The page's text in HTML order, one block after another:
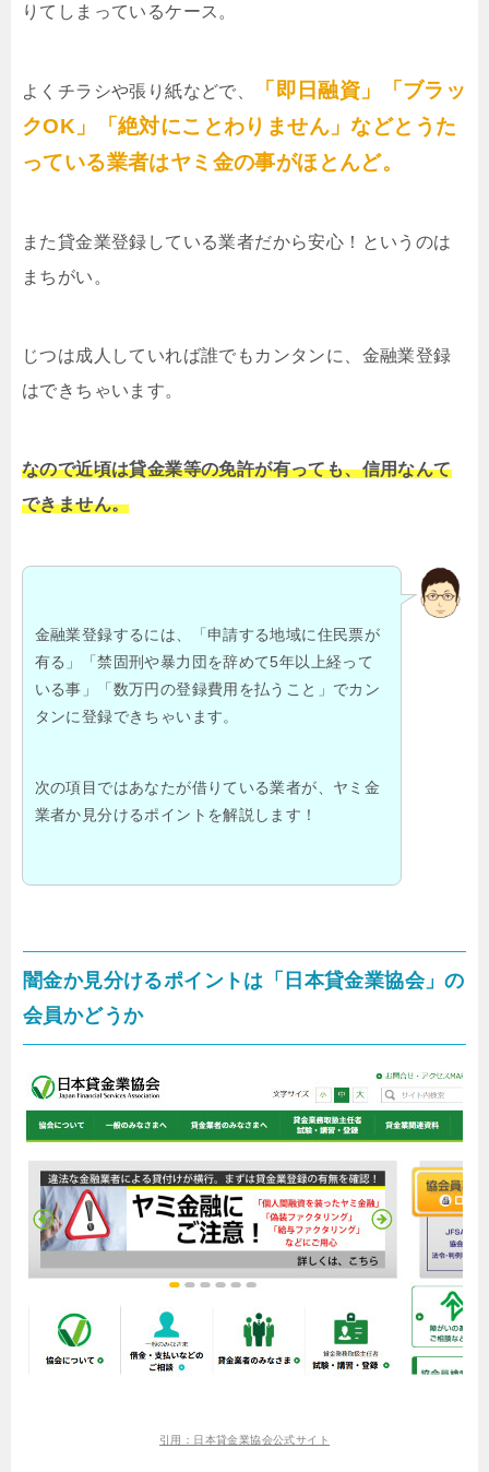
りてしまっているケース。
よくチラシや張り紙などで、
「即日融資」「ブラッ
クOK」「絶対にことわりません」などとうた
っている業者はヤミ金の事がほとんど。
また貸金業登録している業者だから安心！というのは
まちがい。
じつは成人していれば誰でもカンタンに、金融業登録
はできちゃいます。
なので近頃は貸金業等の免許が有っても、信用なんて
できません。
金融業登録するには、「申請する地域に住民票が
有る」「禁固刑や暴力団を辞めて5年以上経って
いる事」「数万円の登録費用を払うこと」でカン
タンに登録できちゃいます。
次の項目ではあなたが借りている業者が、ヤミ金
業者か見分けるポイントを解説します！
闇金か見分けるポイントは「日本貸金業協会」の
会員かどうか
引用：日本貸金業協会公式サイト